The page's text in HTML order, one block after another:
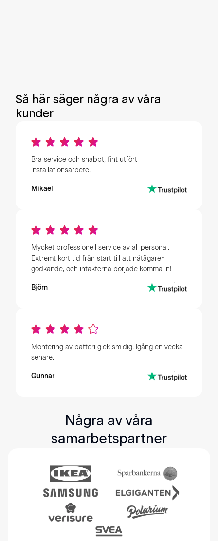
Så här säger några av våra
kunder
Bra service och snabbt, fint utfört
installationsarbete.
Mikael
Mycket professionell service av all personal.
Extremt kort tid från start till att nätägaren
godkände, och intäkterna började komma in!
Björn
Montering av batteri gick smidig. Igång en vecka
senare.
Gunnar
Några av våra
samarbetspartner